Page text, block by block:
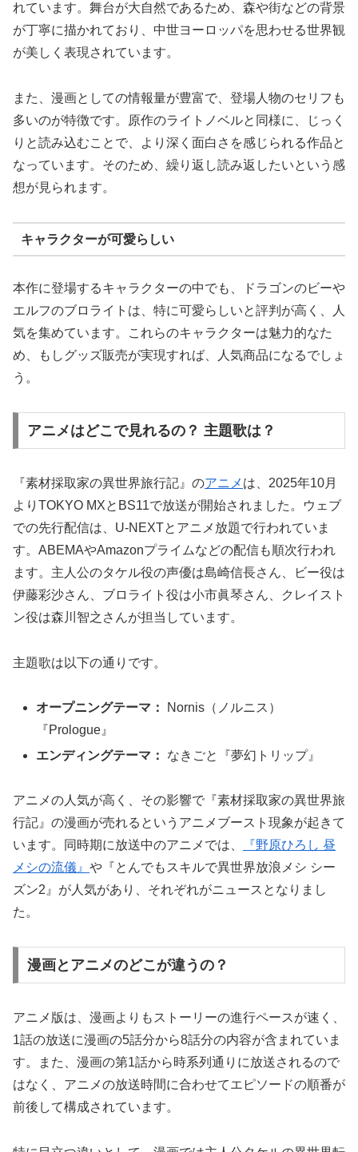
れています。舞台が大自然であるため、森や街などの背景
が丁寧に描かれており、中世ヨーロッパを思わせる世界観
が美しく表現されています。
また、漫画としての情報量が豊富で、登場人物のセリフも
多いのが特徴です。原作のライトノベルと同様に、じっく
りと読み込むことで、より深く面白さを感じられる作品と
なっています。そのため、繰り返し読み返したいという感
想が見られます。
キャラクターが可愛らしい
本作に登場するキャラクターの中でも、ドラゴンのビーや
エルフのブロライトは、特に可愛らしいと評判が高く、人
気を集めています。これらのキャラクターは魅力的なた
め、もしグッズ販売が実現すれば、人気商品になるでしょ
う。
アニメはどこで見れるの？ 主題歌は？
『素材採取家の異世界旅行記』のアニメ は、2025年10月
よりTOKYO MXとBS11で放送が開始されました。ウェブ
での先行配信は、U-NEXTとアニメ放題で行われていま
す。ABEMAやAmazonプライムなどの配信も順次行われ
ます。主人公のタケル役の声優は島崎信長さん、ビー役は
伊藤彩沙さん、ブロライト役は小市眞琴さん、クレイスト
ン役は森川智之さんが担当しています。
主題歌は以下の通りです。
オープニングテーマ：
Nornis（ノルニス）
『Prologue』
エンディングテーマ：
なきごと『夢幻トリップ』
アニメの人気が高く、その影響で『素材採取家の異世界旅
行記』の漫画が売れるというアニメブースト現象が起きて
います。同時期に放送中のアニメでは、
『野原ひろし 昼
メシの流儀』 や『とんでもスキルで異世界放浪メシ シー
ズン2』が人気があり、それぞれがニュースとなりまし
た。
漫画とアニメのどこが違うの？
アニメ版は、漫画よりもストーリーの進行ペースが速く、
1話の放送に漫画の5話分から8話分の内容が含まれていま
す。また、漫画の第1話から時系列通りに放送されるので
はなく、アニメの放送時間に合わせてエピソードの順番が
前後して構成されています。